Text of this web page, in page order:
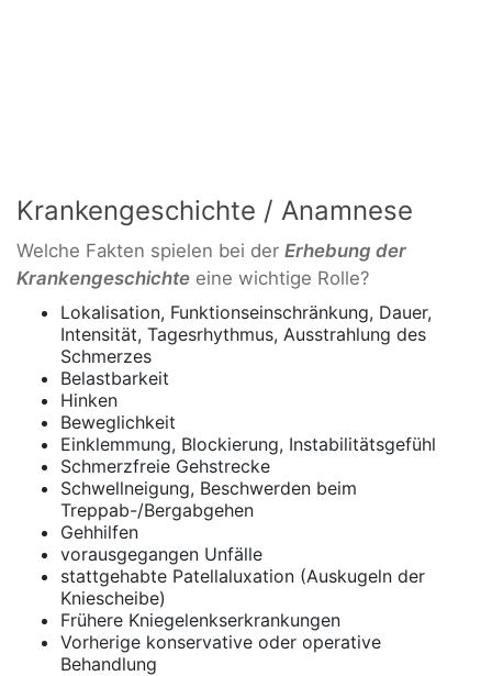
Krankengeschichte / Anamnese
Welche Fakten spielen bei der Erhebung der
Krankengeschichte eine wichtige Rolle?
Lokalisation, Funktionseinschränkung, Dauer,
Intensität, Tagesrhythmus, Ausstrahlung des
Schmerzes
Belastbarkeit
Hinken
Beweglichkeit
Einklemmung, Blockierung, Instabilitätsgefühl
Schmerzfreie Gehstrecke
Schwellneigung, Beschwerden beim
Treppab-/Bergabgehen
Gehhilfen
vorausgegangen Unfälle
stattgehabte Patellaluxation (Auskugeln der
Kniescheibe)
Frühere Kniegelenkserkrankungen
Vorherige konservative oder operative
Behandlung